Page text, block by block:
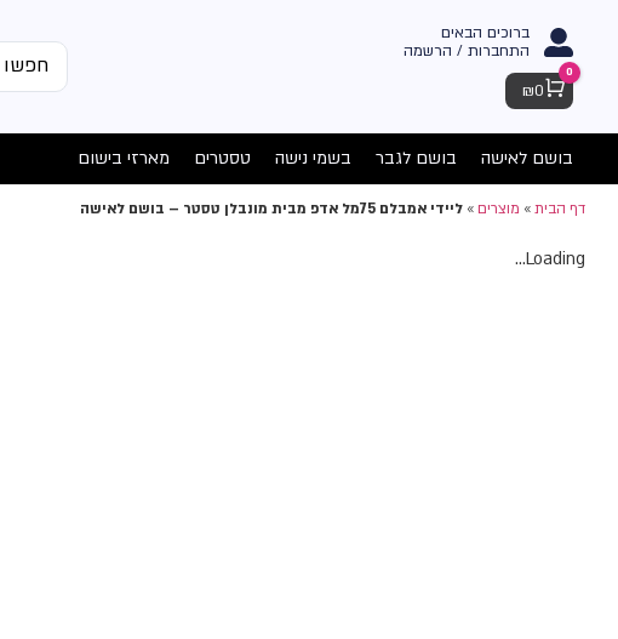
ברוכים הבאים
התחברות / הרשמה
Cart
0
₪0
בושם לאישה בושם לגבר בשמי נישה טסטרים מארזי בישום
דף הבית» מוצרים» ליידי אמבלם 75מל אדפ מבית מונבלן טסטר – בושם לאישה
Loading...